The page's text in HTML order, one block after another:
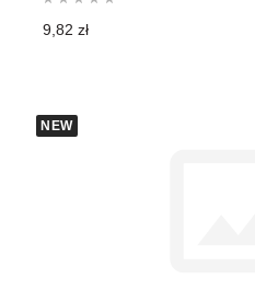
9,82 zł
NEW